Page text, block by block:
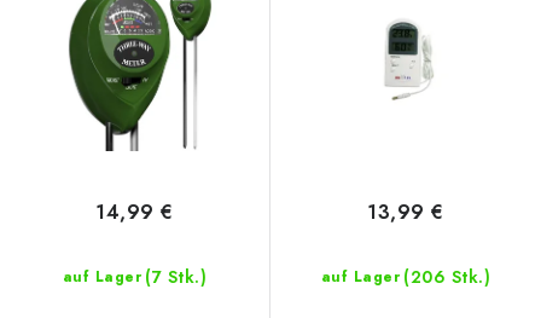
auf Lager (7 Stk.)
14,99 €
auf Lager (206 Stk.)
13,99 €